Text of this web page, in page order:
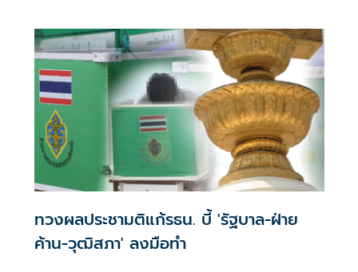
ทวงผลประชามติแก้รธน. บี้ 'รัฐบาล-ฝ่าย
ค้าน-วุฒิสภา' ลงมือทำ